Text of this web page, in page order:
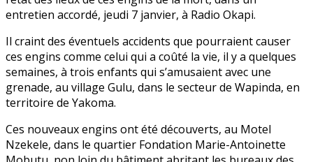
entretien accordé, jeudi 7 janvier, à Radio Okapi.
Il craint des éventuels accidents que pourraient causer
ces engins comme celui qui a coûté la vie, il y a quelques
semaines, à trois enfants qui s’amusaient avec une
grenade, au village Gulu, dans le secteur de Wapinda, en
territoire de Yakoma.
Ces nouveaux engins ont été découverts, au Motel
Nzekele, dans le quartier Fondation Marie-Antoinette